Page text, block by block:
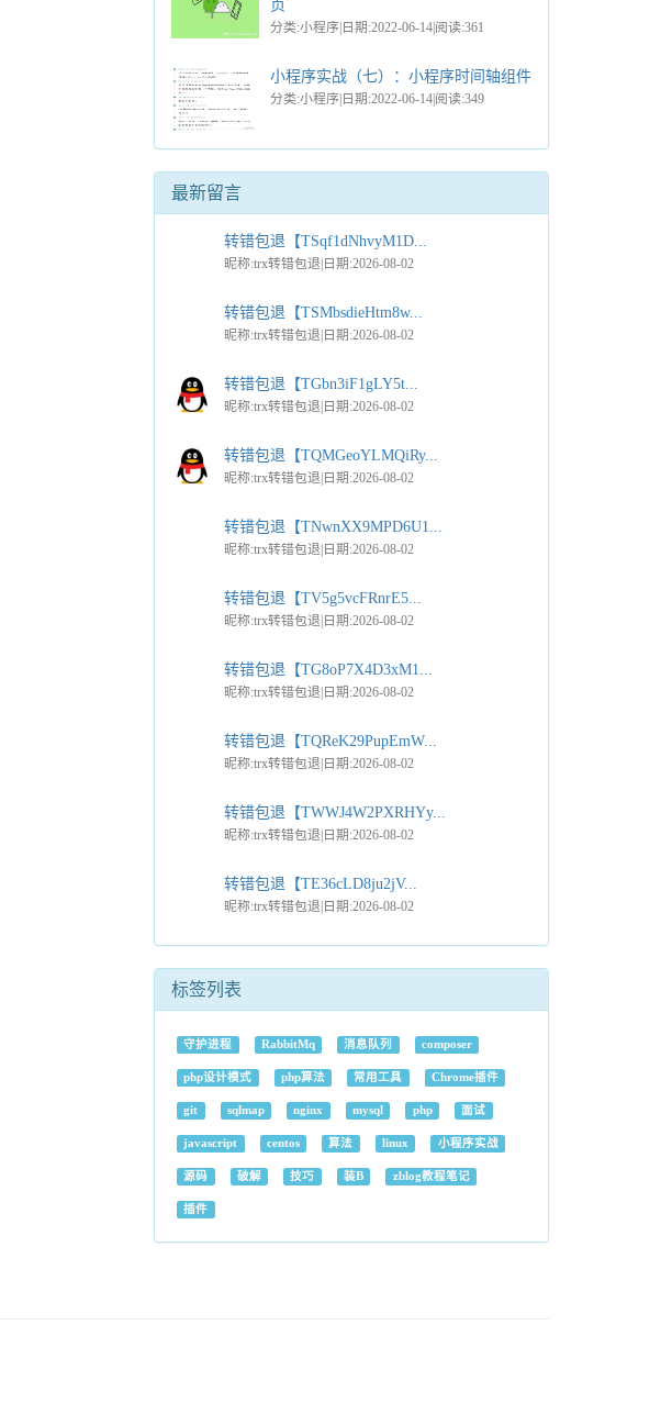
页
分类:小程序|日期:2022-06-14|阅读:361
小程序实战（七）：小程序时间轴组件
分类:小程序|日期:2022-06-14|阅读:349
最新留言
转错包退【TSqf1dNhvyM1D...
昵称:trx转错包退|日期:2026-08-02
转错包退【TSMbsdieHtm8w...
昵称:trx转错包退|日期:2026-08-02
转错包退【TGbn3iF1gLY5t...
昵称:trx转错包退|日期:2026-08-02
转错包退【TQMGeoYLMQiRy...
昵称:trx转错包退|日期:2026-08-02
转错包退【TNwnXX9MPD6U1...
昵称:trx转错包退|日期:2026-08-02
转错包退【TV5g5vcFRnrE5...
昵称:trx转错包退|日期:2026-08-02
转错包退【TG8oP7X4D3xM1...
昵称:trx转错包退|日期:2026-08-02
转错包退【TQReK29PupEmW...
昵称:trx转错包退|日期:2026-08-02
转错包退【TWWJ4W2PXRHYy...
昵称:trx转错包退|日期:2026-08-02
转错包退【TE36cLD8ju2jV...
昵称:trx转错包退|日期:2026-08-02
标签列表
守护进程 RabbitMq 消息队列 composer
php设计模式 php算法 常用工具 Chrome插件
git sqlmap nginx mysql php 面试
javascript centos 算法 linux 小程序实战
源码 破解 技巧 装B zblog教程笔记
插件